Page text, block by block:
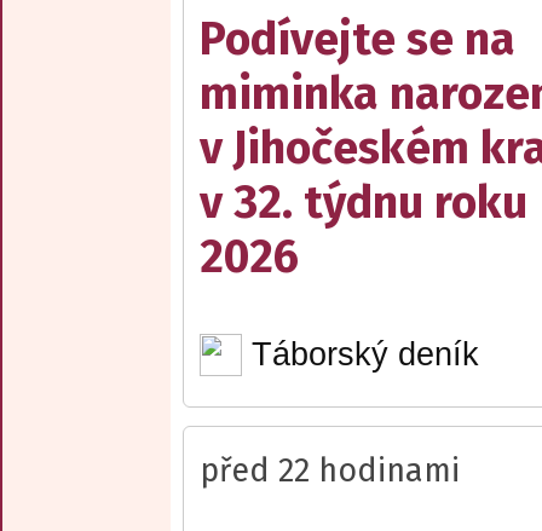
Podívejte se na
miminka
v Jihočeském
v 32. týdnu roku
2026
Táborský deník
před 22 hodinami